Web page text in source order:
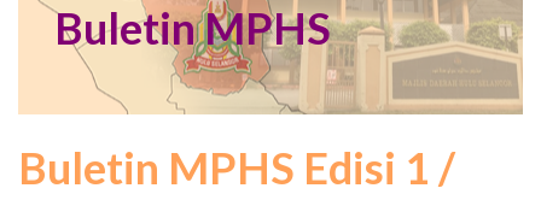
Buletin MPHS
Buletin MPHS Edisi 1 /